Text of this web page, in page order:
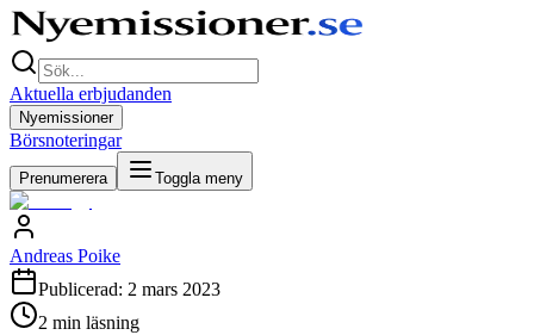
Aktuella erbjudanden
Nyemissioner
Börsnoteringar
Prenumerera Toggla meny
Andreas Poike
Publicerad: 2 mars 2023
2 min läsning